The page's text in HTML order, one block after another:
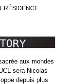
aux mondes
sera Nicolas
depuis plus